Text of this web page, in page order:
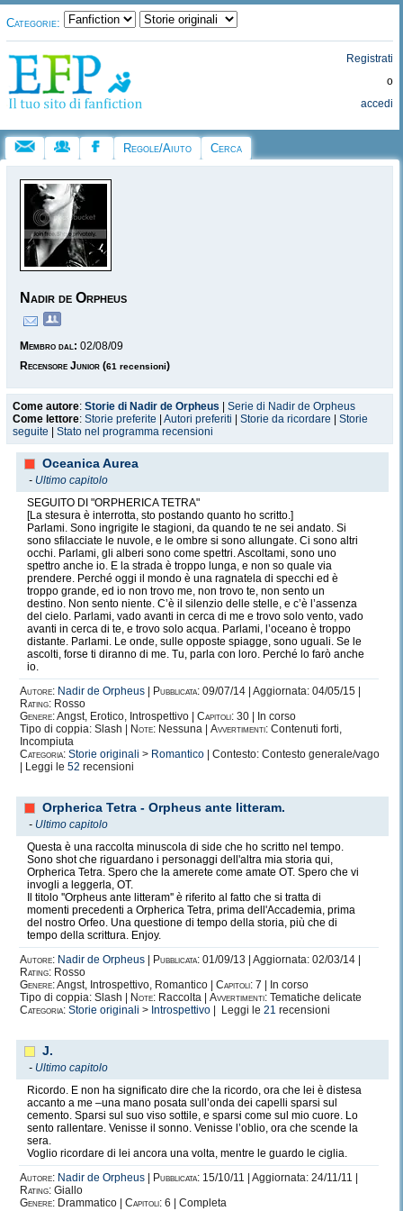
Categorie:
Registrati
o
accedi
Regole/Aiuto Cerca
Nadir de Orpheus
Membro dal: 02/08/09
Recensore Junior (61 recensioni)
Come autore: Storie di Nadir de Orpheus
Serie di Nadir de Orpheus
Come lettore: Storie preferite Autori preferiti Storie da ricordare
Storie
seguite
Stato nel programma recensioni
Oceanica Aurea
- Ultimo capitolo
SEGUITO DI "ORPHERICA TETRA"
[La stesura è interrotta, sto postando quanto ho scritto.]
Parlami. Sono ingrigite le stagioni, da quando te ne sei andato. Si
sono sfilacciate le nuvole, e le ombre si sono allungate. Ci sono altri
occhi. Parlami, gli alberi sono come spettri. Ascoltami, sono uno
spettro anche io. E la strada è troppo lunga, e non so quale via
prendere. Perché oggi il mondo è una ragnatela di specchi ed è
troppo grande, ed io non trovo me, non trovo te, non sento un
destino. Non sento niente. C’è il silenzio delle stelle, e c’è l’assenza
del cielo. Parlami, vado avanti in cerca di me e trovo solo vento, vado
avanti in cerca di te, e trovo solo acqua. Parlami, l’oceano è troppo
distante. Parlami. Le onde, sulle opposte spiagge, sono uguali. Se le
ascolti, forse ti diranno di me. Tu, parla con loro. Perché lo farò anche
io.
Autore: Nadir de Orpheus Pubblicata: 09/07/14 | Aggiornata: 04/05/15 |
Rating: Rosso
Genere:Angst, Erotico, Introspettivo | Capitoli: 30 | In corso
Tipo di coppia: Slash |
Note: Nessuna | Avvertimenti: Contenuti forti,
Incompiuta
Categoria: Storie originali > Romantico | Contesto: Contesto generale/vago
| Leggi le 52 recensioni
Orpherica Tetra - Orpheus ante litteram.
- Ultimo capitolo
Questa è una raccolta minuscola di side che ho scritto nel tempo.
Sono shot che riguardano i personaggi dell'altra mia storia qui,
Orpherica Tetra. Spero che la amerete come amate OT. Spero che vi
invogli a leggerla, OT.
Il titolo ''Orpheus ante litteram'' è riferito al fatto che si tratta di
momenti precedenti a Orpherica Tetra, prima dell'Accademia, prima
del nostro Orfeo. Una questione di tempo della storia, più che di
tempo della scrittura. Enjoy.
Autore: Nadir de Orpheus Pubblicata: 01/09/13 | Aggiornata: 02/03/14 |
Rating: Rosso
Genere:Angst, Introspettivo, Romantico | Capitoli: 7 | In corso
Tipo di coppia: Slash |
Note: Raccolta | Avvertimenti: Tematiche delicate
Categoria: Storie originali > Introspettivo | Leggi le 21 recensioni
J.
- Ultimo capitolo
Ricordo. E non ha significato dire che la ricordo, ora che lei è distesa
accanto a me –una mano posata sull’onda dei capelli sparsi sul
cemento. Sparsi sul suo viso sottile, e sparsi come sul mio cuore. Lo
sento rallentare. Venisse il sonno. Venisse l’oblio, ora che scende la
sera.
Voglio ricordare di lei ancora una volta, mentre le guardo le ciglia.
Autore: Nadir de Orpheus Pubblicata: 15/10/11 | Aggiornata: 24/11/11 |
Rating: Giallo
Genere: Drammatico | Capitoli: 6 | Completa